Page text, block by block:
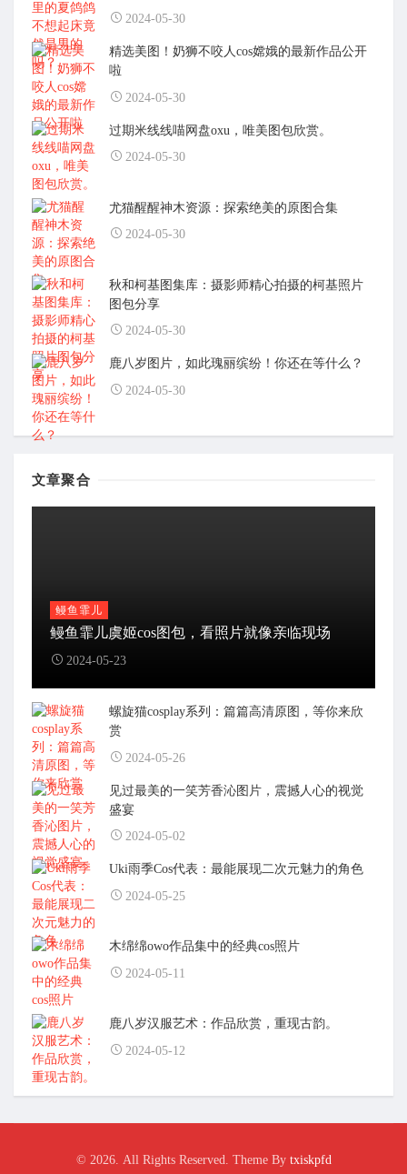
2024-05-30
精选美图！奶狮不咬人cos嫦娥的最新作品公开
啦
2024-05-30
过期米线线喵网盘oxu，唯美图包欣赏。
2024-05-30
尤猫醒醒神木资源：探索绝美的原图合集
2024-05-30
秋和柯基图集库：摄影师精心拍摄的柯基照片
图包分享
2024-05-30
鹿八岁图片，如此瑰丽缤纷！你还在等什么？
2024-05-30
文章聚合
鳗鱼霏儿
鳗鱼霏儿虞姬cos图包，看照片就像亲临现场
2024-05-23
螺旋猫cosplay系列：篇篇高清原图，等你来欣
赏
2024-05-26
见过最美的一笑芳香沁图片，震撼人心的视觉
盛宴
2024-05-02
Uki雨季Cos代表：最能展现二次元魅力的角色
2024-05-25
木绵绵owo作品集中的经典cos照片
2024-05-11
鹿八岁汉服艺术：作品欣赏，重现古韵。
2024-05-12
© 2026. All Rights Reserved. Theme By txiskpfd